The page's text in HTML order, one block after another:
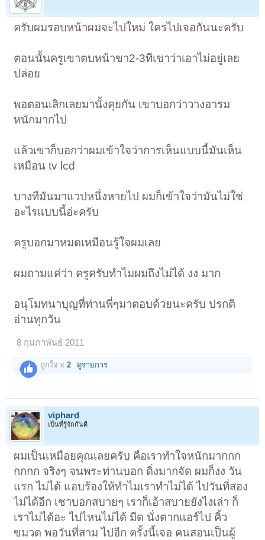
ครับผมรอบหน้าผมจะไปใหม่ ใครไปเจอกันนะครับ
ตอนนั้นครูเขาตบหน้าขา2-3ทีเขาว่าเอาไม่อยู่เลย
ปล่อย
พอตอนเลิกเลยมานั้งคุยกัน เขาบอกว่าวางอารม
หนักมากไป
แล้วเขาก็บอกว่าผมเข้าใจว่าการเห็นแบบนี้มันเห็น
เหมือน tv lcd
บางทีมันมาแวปหนึ่งหายไป ผมก็เข้าใจว่ามันไม่ใช่
อะไรแบบนี้อ่ะครับ
ครูบอกมาหมดเหมือนรู้ใจผมเลย
ผมถามแค่ว่า ครูครับทําไมผมถึงไม่ได้ งง มาก
อนุโมทนาบุญที่ท่านพี่ๆมาตอบด้วยนะครับ ปรกติ
อ่านทุกวัน
8 กุมภาพันธ์ 2011
ถูกใจ x2 ดูรายการ
viphard
เป็นที่รู้จักกันดี
ผมเป็นเหมือยคุณเลยครับ คือเราทำใจหนักมากกก
กกกก จริงๆ จนพระท่านบอก ดิ่งมากจัด ผมก็งง วัน
แรก ไม่ได้ แอบร้องให้ทำไมเราทำไม่ได้ ไปวันที่สอง
ไม่ได้อีก เชาบอกสบายๆ เราก็เอ้าสบายยังไงเล่า ก็
เราไม่ได้อะ ไปไหนไม่ได้ มืด นั่งตากแอร์ไป คิ้ว
ขมวด พอวันที่สาม ไปอีก ครั้งนี้เจอ คนสอนเป็นผู้